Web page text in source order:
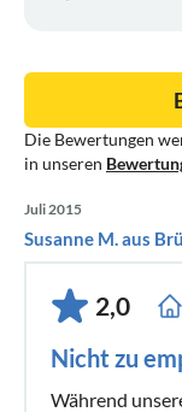
Die Bewertungen
in unseren
Juli 2015
Susanne M. aus
2,0
Nicht zu
Während